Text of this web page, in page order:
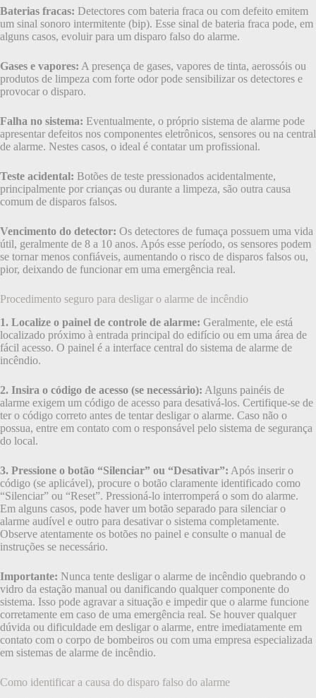
Baterias fracas: Detectores com bateria fraca ou com defeito emitem
um sinal sonoro intermitente (bip). Esse sinal de bateria fraca pode, em
alguns casos, evoluir para um disparo falso do alarme.
Gases e vapores: A presença de gases, vapores de tinta, aerossóis ou
produtos de limpeza com forte odor pode sensibilizar os detectores e
provocar o disparo.
Falha no sistema: Eventualmente, o próprio sistema de alarme pode
apresentar defeitos nos componentes eletrônicos, sensores ou na central
de alarme. Nestes casos, o ideal é contatar um profissional.
Teste acidental: Botões de teste pressionados acidentalmente,
principalmente por crianças ou durante a limpeza, são outra causa
comum de disparos falsos.
Vencimento do detector: Os detectores de fumaça possuem uma vida
útil, geralmente de 8 a 10 anos. Após esse período, os sensores podem
se tornar menos confiáveis, aumentando o risco de disparos falsos ou,
pior, deixando de funcionar em uma emergência real.
Procedimento seguro para desligar o alarme de incêndio
1. Localize o painel de controle de alarme: Geralmente, ele está
localizado próximo à entrada principal do edifício ou em uma área de
fácil acesso. O painel é a interface central do sistema de alarme de
incêndio.
2. Insira o código de acesso (se necessário): Alguns painéis de
alarme exigem um código de acesso para desativá-los. Certifique-se de
ter o código correto antes de tentar desligar o alarme. Caso não o
possua, entre em contato com o responsável pelo sistema de segurança
do local.
3. Pressione o botão “Silenciar” ou “Desativar”: Após inserir o
código (se aplicável), procure o botão claramente identificado como
“Silenciar” ou “Reset”. Pressioná-lo interromperá o som do alarme.
Em alguns casos, pode haver um botão separado para silenciar o
alarme audível e outro para desativar o sistema completamente.
Observe atentamente os botões no painel e consulte o manual de
instruções se necessário.
Importante: Nunca tente desligar o alarme de incêndio quebrando o
vidro da estação manual ou danificando qualquer componente do
sistema. Isso pode agravar a situação e impedir que o alarme funcione
corretamente em caso de uma emergência real. Se houver qualquer
dúvida ou dificuldade em desligar o alarme, entre imediatamente em
contato com o corpo de bombeiros ou com uma empresa especializada
em sistemas de alarme de incêndio.
Como identificar a causa do disparo falso do alarme